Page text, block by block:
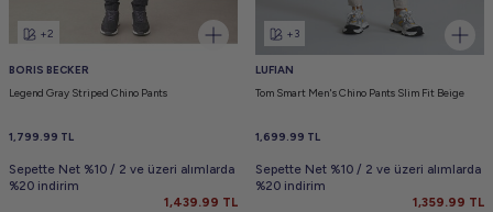
+2
BORIS BECKER
Legend Gray Striped Chino Pants
1,799.99 TL
Sepette Net %10 / 2 ve üzeri alımlarda
%20 indirim
1,439.99 TL
+3
LUFIAN
Tom Smart Men's Chino Pants Slim Fit Beige
1,699.99 TL
Sepette Net %10 / 2 ve üzeri alımlarda
%20 indirim
1,359.99 TL